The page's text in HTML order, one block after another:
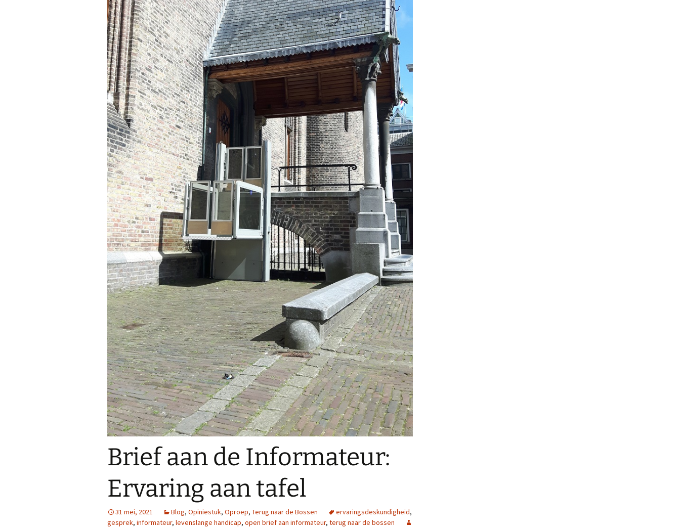
Brief aan de Informateur:
Ervaring aan tafel
31 mei, 2021 Blog, Opiniestuk, Oproep, Terug naar de Bossen ervaringsdeskundigheid,
gesprek, informateur, levenslange handicap, open brief aan informateur, terug naar de bossen